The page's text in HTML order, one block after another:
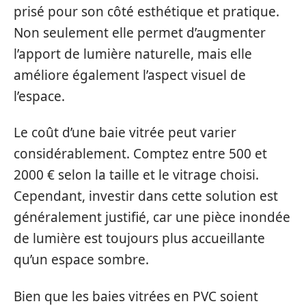
prisé pour son côté esthétique et pratique.
Non seulement elle permet d’augmenter
l’apport de lumière naturelle, mais elle
améliore également l’aspect visuel de
l’espace.
Le coût d’une baie vitrée peut varier
considérablement. Comptez entre 500 et
2000 € selon la taille et le vitrage choisi.
Cependant, investir dans cette solution est
généralement justifié, car une pièce inondée
de lumière est toujours plus accueillante
qu’un espace sombre.
Bien que les baies vitrées en PVC soient